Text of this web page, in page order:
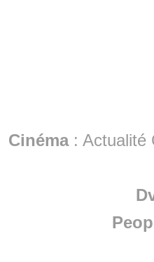
Cinéma: Actualité